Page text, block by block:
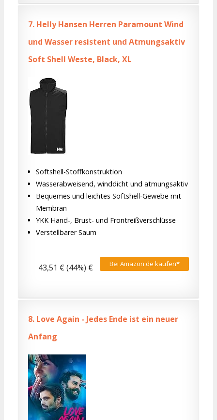
7. Helly Hansen Herren Paramount Wind
und Wasser resistent und Atmungsaktiv
Soft Shell Weste, Black, XL
Softshell-Stoffkonstruktion
Wasserabweisend, winddicht und atmungsaktiv
Bequemes und leichtes Softshell-Gewebe mit
Membran
YKK Hand-, Brust- und Frontreißverschlüsse
Verstellbarer Saum
Bei Amazon.de kaufen*
43,51 € (44%) €
8. Love Again - Jedes Ende ist ein neuer
Anfang